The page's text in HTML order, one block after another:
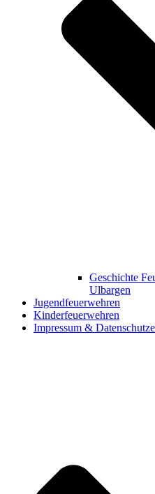
Geschichte
Ulbargen
Jugendfeuerwehren
Kinderfeuerwehren
Impressum &